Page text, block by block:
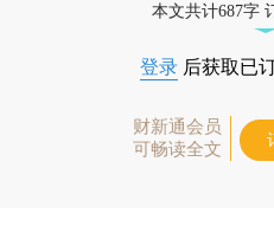
本文共计687字
登录 后获取已
财新通会员
可畅读全文